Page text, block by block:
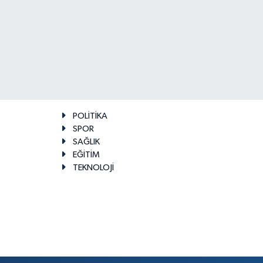
POLİTİKA
SPOR
SAĞLIK
EĞİTİM
TEKNOLOJİ